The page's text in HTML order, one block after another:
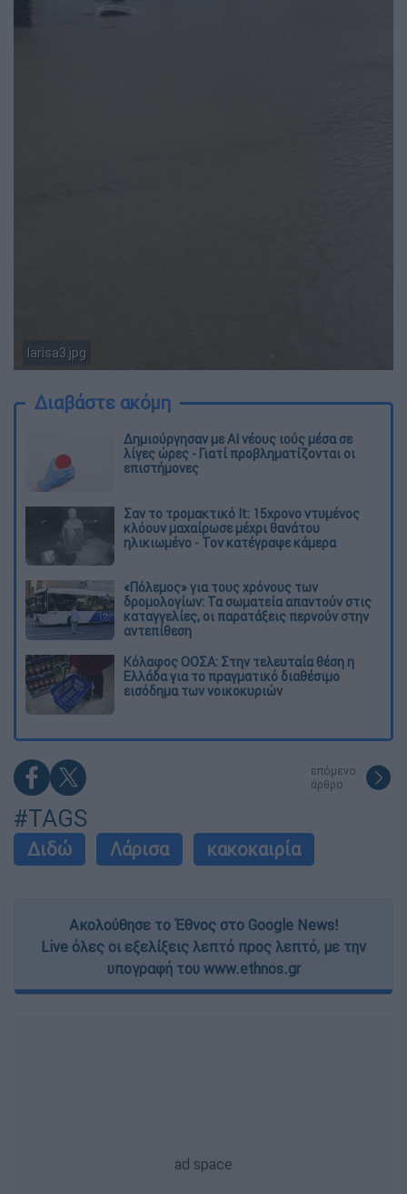
larisa3.jpg
Διαβάστε ακόμη
Δημιούργησαν με AI νέους ιούς μέσα σε
λίγες ώρες - Γιατί προβληματίζονται οι
επιστήμονες
Σαν το τρομακτικό It: 15χρονο ντυμένος
κλόουν μαχαίρωσε μέχρι θανάτου
ηλικιωμένο - Τον κατέγραψε κάμερα
«Πόλεμος» για τους χρόνους των
δρομολογίων: Τα σωματεία απαντούν στις
καταγγελίες, οι παρατάξεις περνούν στην
αντεπίθεση
Κόλαφος ΟΟΣΑ: Στην τελευταία θέση η
Ελλάδα για το πραγματικό διαθέσιμο
εισόδημα των νοικοκυριών
επόμενο
άρθρο
#TAGS
Διδώ Λάρισα κακοκαιρία
Ακολούθησε το Έθνος στο Google News!
Live όλες οι εξελίξεις λεπτό προς λεπτό, με την
υπογραφή του www.ethnos.gr